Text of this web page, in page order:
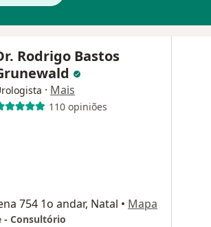
Rodrigo Bastos
· Mais
110 opiniões
754 1o andar, Natal • Mapa
- Consultório